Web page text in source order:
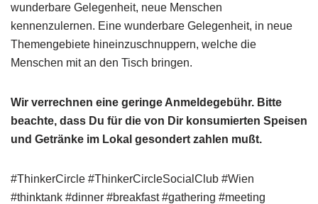
wunderbare Gelegenheit, neue Menschen
kennenzulernen. Eine wunderbare Gelegenheit, in neue
Themengebiete hineinzuschnuppern, welche die
Menschen mit an den Tisch bringen.
Wir verrechnen eine geringe Anmeldegebühr. Bitte
beachte, dass Du für die von Dir konsumierten Speisen
und Getränke im Lokal gesondert zahlen mußt.
#ThinkerCircle #ThinkerCircleSocialClub #Wien
#thinktank #dinner #breakfast #gathering #meeting